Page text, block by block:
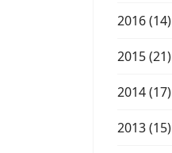
2016 (14)
2015 (21)
2014 (17)
2013 (15)